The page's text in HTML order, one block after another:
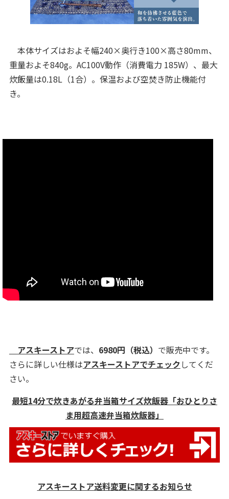
本体サイズはおよそ幅240×奥行き100×高さ80mm、
重量およそ840g。AC100V動作（消費電力 185W）、最大
炊飯量は0.18L（1合）。保温および空焚き防止機能付
き。
アスキーストアでは、 6980円 （税込） で販売中です。
さらに詳しい仕様はアスキーストアでチェックしてくだ
さい。
最短14分で炊きあがる弁当箱サイズ炊飯器「おひとりさ
ま用超高速弁当箱炊飯器」
アスキーストア送料変更に関するお知らせ